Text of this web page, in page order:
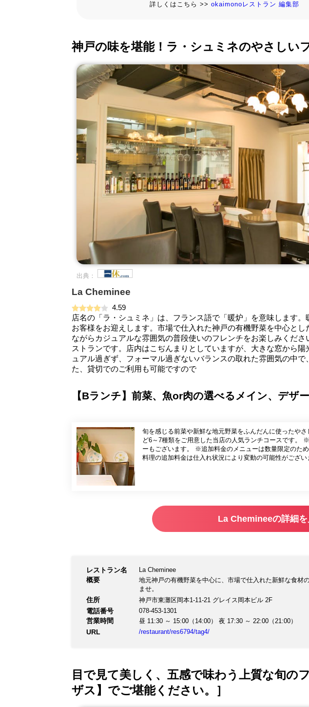
詳しくはこちら >> okaimonoレストラン 編集部
神戸の味を堪能！ラ・シュミネのやさしい
出典：
La Cheminee
4.59
店名の「ラ・シュミネ」は、フランス語で「暖炉」を意味します
お客様をお迎えします。市場で仕入れた神戸の有機野菜を中心と
ながらカジュアルな雰囲気の普段使いのフレンチをお楽しみくだ
ストランです。店内はこぢんまりとしていますが、大きな窓から
ュアル過ぎず、フォーマル過ぎないバランスの取れた雰囲気の中
た、貸切でのご利用も可能ですので
【Bランチ】前菜、魚or肉の選べるメイン、デザ
旬を感じる前菜や新鮮な地元野菜をふんだんに使ったや
ど6～7種類をご用意した当店の人気ランチコースです。 ※お魚料理やお肉料理は一部追加料金をいただくメニュ
ーもございます。 ※追加料金のメニューは数量限定のた
料理の追加料金は仕入れ状況により変動の可能性がござい
La Chemineeの詳細を
レストラン名 La Cheminee
概要
地元神戸の有機野菜を中心に、市場で仕入れた新鮮な食材
ませ。
住所 神戸市東灘区岡本1-11-21 グレイス岡本ビル 2F
電話番号 078-453-1301
営業時間 昼 11:30 ～ 15:00（14:00） 夜 17:30 ～ 22:00（21:00）
URL /restaurant/res6794/tag4/
目で見て美しく、五感で味わう上質な旬の
ザス】でご堪能ください。］